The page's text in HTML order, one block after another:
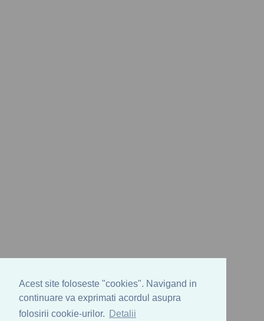
Acest site foloseste "cookies". Navigand in
continuare va exprimati acordul asupra
folosirii cookie-urilor.
Detalii